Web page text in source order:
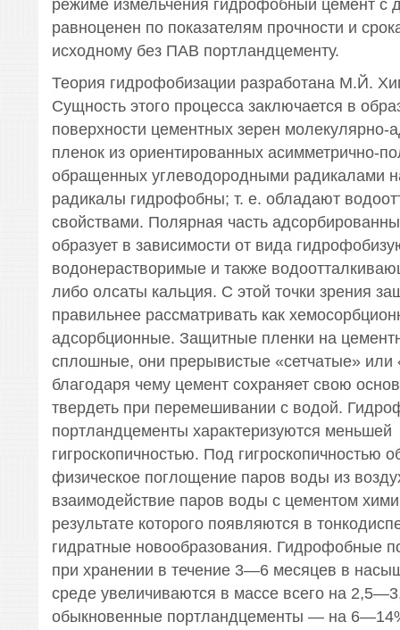
режиме измельчения гидрофобный цемент с
равноценен по показателям прочности и
исходному без ПАВ портландцементу.
Теория гидрофобизации разработана М.Й.
Сущность этого процесса заключается в
поверхности цементных зерен молекулярно-
пленок из ориентированных асимметрично-
обращенных углеводородными радикалами
радикалы гидрофобны; т. е. обладают
свойствами. Полярная часть
образует в зависимости от вида
водонерастворимые и также
либо олсаты кальция. С этой точки зрения
правильнее рассматривать как
адсорбционные. Защитные пленки на
сплошные, они прерывистые «сетчатые» или
благодаря чему цемент сохраняет свою
твердеть при перемешивании с водой.
портландцементы характеризуются меньшей
гигроскопичностью. Под гигроскопичностью
физическое поглощение паров воды из
взаимодействие паров воды с цементом
результате которого появляются в
гидратные новообразования. Гидрофобные
при хранении в течение 3—6 месяцев в
среде увеличиваются в массе всего на
обыкновенные портландцементы — на